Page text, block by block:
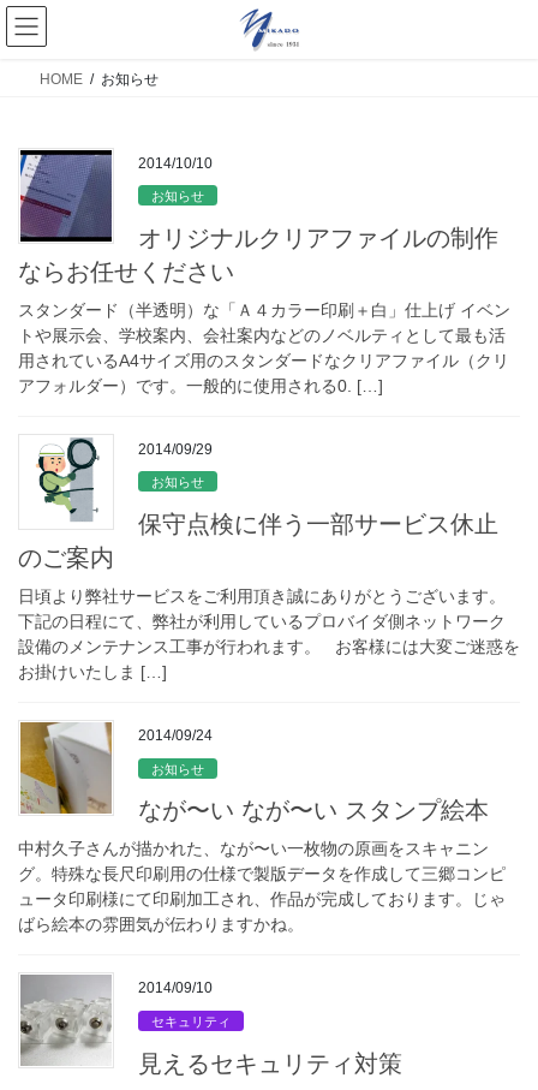
HOME お知らせ
2014/10/10
お知らせ
オリジナルクリアファイルの制作
ならお任せください
スタンダード（半透明）な「Ａ４カラー印刷＋白」仕上げ イベン
トや展示会、学校案内、会社案内などのノベルティとして最も活
用されているA4サイズ用のスタンダードなクリアファイル（クリ
アフォルダー）です。一般的に使用される0. […]
2014/09/29
お知らせ
保守点検に伴う一部サービス休止
のご案内
日頃より弊社サービスをご利用頂き誠にありがとうございます。
下記の日程にて、弊社が利用しているプロバイダ側ネットワーク
設備のメンテナンス工事が行われます。 お客様には大変ご迷惑を
お掛けいたしま […]
2014/09/24
お知らせ
なが〜い なが〜い スタンプ絵本
中村久子さんが描かれた、なが〜い一枚物の原画をスキャニン
グ。特殊な長尺印刷用の仕様で製版データを作成して三郷コンピ
ュータ印刷様にて印刷加工され、作品が完成しております。じゃ
ばら絵本の雰囲気が伝わりますかね。
2014/09/10
セキュリティ
見えるセキュリティ対策